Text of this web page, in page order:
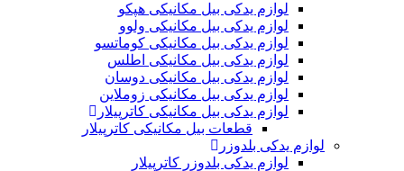
لوازم یدکی بیل مکانیکی هپکو
لوازم یدکی بیل مکانیکی ولوو
لوازم یدکی بیل مکانیکی کوماتسو
لوازم یدکی بیل مکانیکی اطلس
لوازم یدکی بیل مکانیکی دوسان
لوازم یدکی بیل مکانیکی زوملاین
لوازم یدکی بیل مکانیکی کاترپیلار
قطعات بیل مکانیکی کاترپیلار
لوازم یدکی بلدوزر
لوازم یدکی بلدوزر کاترپیلار